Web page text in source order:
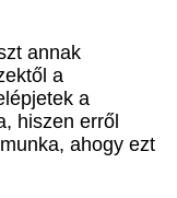
annak
a
a
hiszen erről
ahogy ezt